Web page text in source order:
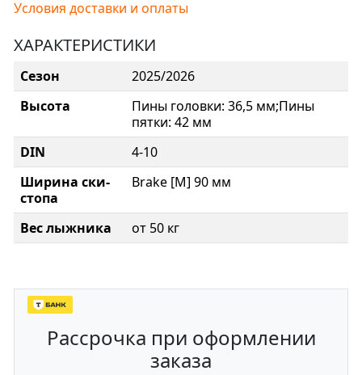
Условия доставки и оплаты
ХАРАКТЕРИСТИКИ
Сезон
2025/2026
Высота
Пины головки: 36,5 мм;Пины
пятки: 42 мм
DIN
4-10
Ширина ски-
стопа
Brake [M] 90 мм
Вес лыжника от 50 кг
Рассрочка при оформлении
заказа